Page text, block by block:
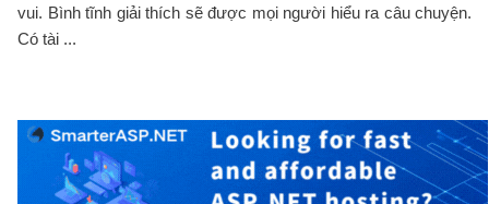
vui. Bình tĩnh giải thích sẽ được mọi người hiểu ra câu chuyện.
Có tài ...